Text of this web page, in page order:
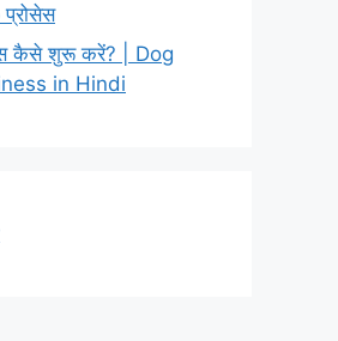
कैसे शुरू करें? | Dog
in Hindi